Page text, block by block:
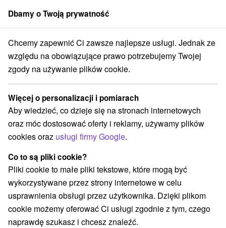
członek grupySorger
i chodniki Východné Slovensko Prešovský kraj Ždiar
Wieże obserwacyjne i chodniki
Ždiar a v okolí
Kategorie
Wszystkie kategorie
Atrakcje z adrenaliną
Atrakcje turystyczne(2)
Atrakcje dla dzieci(3)
Ośrodki i miasteczka dziecięce(1)
Wieże obserwacyjne i chodniki(3) Sporty(1)
Ośrodek narciarski(4)
Dbamy o Twoją prywatność
Chcemy zapewnić Ci zawsze najlepsze usługi. Jednak ze
względu na obowiązujące prawo potrzebujemy Twojej
zgody na używanie plików cookie.
Więcej o personalizacji i pomiarach
Aby wiedzieć, co dzieje się na stronach internetowych
oraz móc dostosować oferty i reklamy, używamy plików
cookies oraz usługi firmy Google.
Co to są pliki cookie?
Pliki cookie to małe pliki tekstowe, które mogą być
wykorzystywane przez strony internetowe w celu
usprawnienia obsługi przez użytkownika. Dzięki plikom
cookie możemy oferować Ci usługi zgodnie z tym, czego
naprawdę szukasz i chcesz znaleźć.